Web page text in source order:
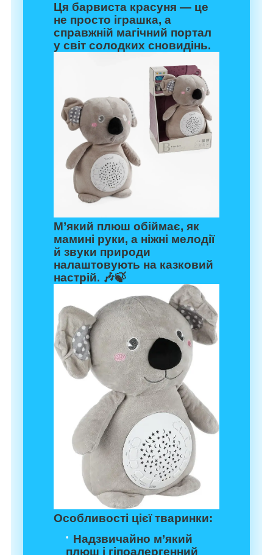
Ця барвиста красуня — це
не просто іграшка, а
справжній магічний портал
у світ солодких сновидінь.
М’який плюш обіймає, як
мамині руки, а ніжні мелодії
й звуки природи
налаштовують на казковий
настрій. 🎶🍃
Особливості цієї тваринки:
Надзвичайно м’який
плюш і гіпоалергенний